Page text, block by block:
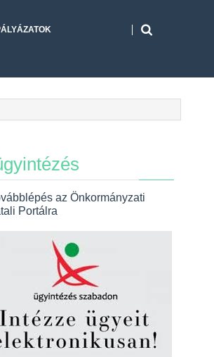
az Önkormányzati
Portálra